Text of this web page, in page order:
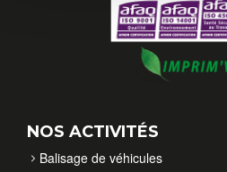
NOS ACTIVITÉS
Balisage de véhicules